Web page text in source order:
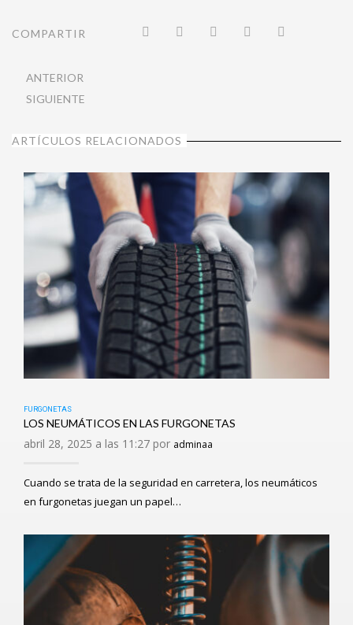
COMPARTIR
ANTERIOR
SIGUIENTE
ARTÍCULOS RELACIONADOS
FURGONETAS
LOS NEUMÁTICOS EN LAS FURGONETAS
abril 28, 2025 a las 11:27 por adminaa
Cuando se trata de la seguridad en carretera, los neumáticos
en furgonetas juegan un papel…